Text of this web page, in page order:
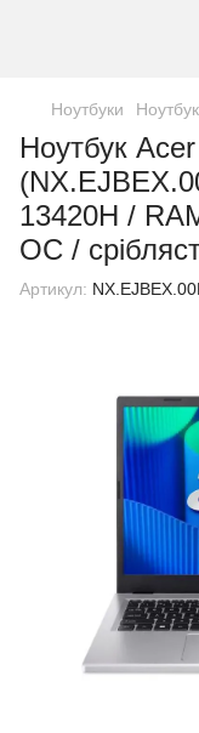
Ноутбуки
Ноутбук
13420H /
ОС /
Артикул: